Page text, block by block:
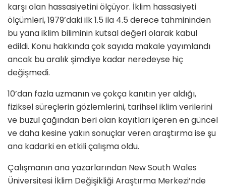
karşı olan hassasiyetini ölçüyor. İklim hassasiyeti
ölçümleri, 1979’daki ilk 1.5 ila 4.5 derece tahmininden
bu yana iklim biliminin kutsal değeri olarak kabul
edildi. Konu hakkında çok sayıda makale yayımlandı
ancak bu aralık şimdiye kadar neredeyse hiç
değişmedi.
10’dan fazla uzmanın ve çokça kanıtın yer aldığı,
fiziksel süreçlerin gözlemlerini, tarihsel iklim verilerini
ve buzul çağından beri olan kayıtları içeren en güncel
ve daha kesine yakın sonuçlar veren araştırma ise şu
ana kadarki en etkili çalışma oldu.
Çalışmanın ana yazarlarından New South Wales
Üniversitesi İklim Değişikliği Araştırma Merkezi’nde